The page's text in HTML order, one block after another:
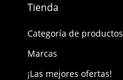
Tienda
Categoría de productos
Marcas
¡Las mejores ofertas!